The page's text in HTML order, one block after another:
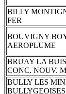
BILLY
FER
BOUVIGNY
AEROPLUME
BRUAY LA
CONC. NOUV.
BULLY LES